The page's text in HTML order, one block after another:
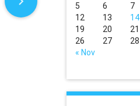
« Nov
5
6 7
12
13 14
19
20 21
26
27 28